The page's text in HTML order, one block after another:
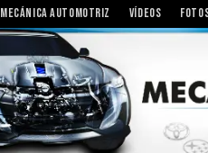
MECÁNICA AUTOMOTRIZ VÍDEOS